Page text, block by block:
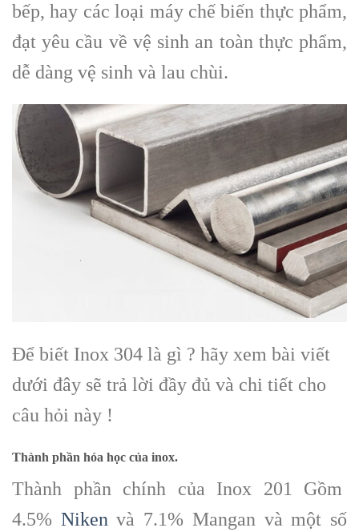
bếp, hay các loại máy chế biến thực phẩm,
đạt yêu cầu về vệ sinh an toàn thực phẩm,
dễ dàng vệ sinh và lau chùi.
Để biết Inox 304 là gì ? hãy xem bài viết
dưới đây sẽ trả lời đầy đủ và chi tiết cho
câu hỏi này !
Thành phần hóa học của inox.
Thành phần chính của Inox 201 Gồm
4.5% Niken và 7.1% Mangan và một số